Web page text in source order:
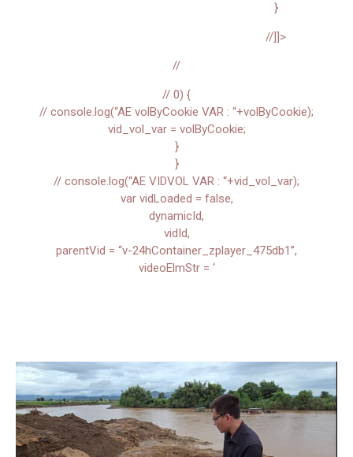
}
//]]>
//
// 0) {
// console.log(“AE volByCookie VAR : “+volByCookie);
vid_vol_var = volByCookie;
}
}
// console.log(“AE VIDVOL VAR : “+vid_vol_var);
var vidLoaded = false,
dynamicId,
vidId,
parentVid = “v-24hContainer_zplayer_475db1”,
videoElmStr = ‘